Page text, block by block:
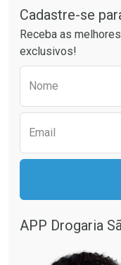
Cadastre-se
Receba as
exclusivos!
Nome
Email
APP Drogaria